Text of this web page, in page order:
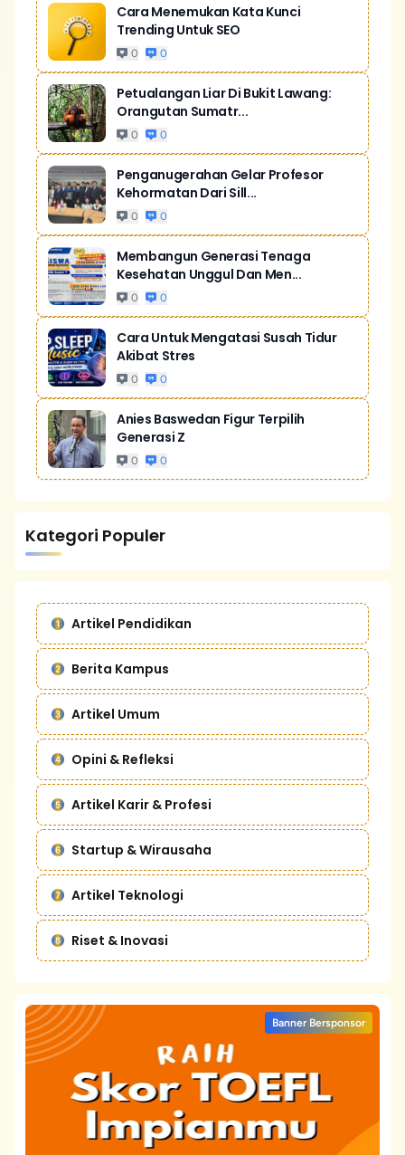
Cara Menemukan Kata Kunci
Trending Untuk SEO
0 0
Petualangan Liar Di Bukit Lawang:
Orangutan Sumatr...
0 0
Penganugerahan Gelar Profesor
Kehormatan Dari Sill...
0 0
Membangun Generasi Tenaga
Kesehatan Unggul Dan Men...
0 0
Cara Untuk Mengatasi Susah Tidur
Akibat Stres
0 0
Anies Baswedan Figur Terpilih
Generasi Z
0 0
Kategori Populer
Artikel Pendidikan
Berita Kampus
Artikel Umum
Opini & Refleksi
Artikel Karir & Profesi
Startup & Wirausaha
Artikel Teknologi
Riset & Inovasi
Banner Bersponsor